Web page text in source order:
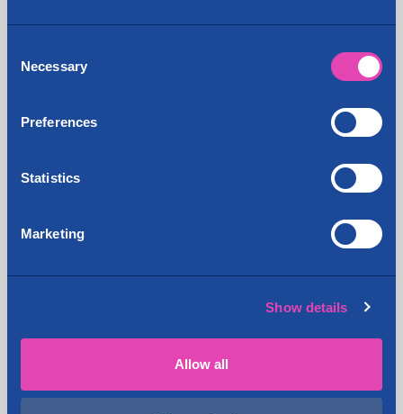
Selection
Necessary
Preferences
Statistics
Marketing
Show details
Allow all
Pienvarastojen vuokraamisen lisäksi yhtiö myy
vastaanottopalveluita, pienvarastovakuutuksia
Cityvarasto konserniin kuuluvat lisäksi
Pakuovelle.com Oy sekä pääkaupunkiseudulla
Lahti Keskusta, tilapäinen
4.6.2026